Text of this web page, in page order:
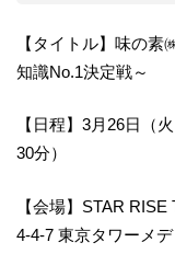
【タイトル】味の
知識No.1決定戦～
【日程】3月26日（
30分）
【会場】STAR
4-4-7 東京タワーメデ